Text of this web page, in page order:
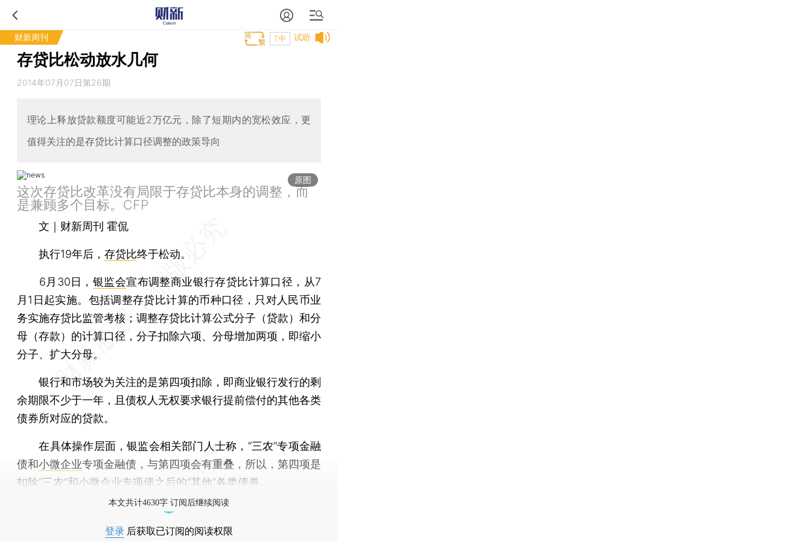
财新周刊 试听
T中
存贷比松动放水几何
2014年07月07日第26期
理论上释放贷款额度可能近2万亿元，除了短期内的宽松效应，更
值得关注的是存贷比计算口径调整的政策导向
原图
这次存贷比改革没有局限于存贷比本身的调整，而
是兼顾多个目标。CFP
文｜财新周刊 霍侃
执行19年后， 存贷比终于松动。
6月30日， 银监会宣布调整商业银行存贷比计算口径，从7
月1日起实施。包括调整存贷比计算的币种口径，只对人民币业
务实施存贷比监管考核；调整存贷比计算公式分子（贷款）和分
母（存款）的计算口径，分子扣除六项、分母增加两项，即缩小
分子、扩大分母。
银行和市场较为关注的是第四项扣除，即商业银行发行的剩
余期限不少于一年，且债权人无权要求银行提前偿付的其他各类
债券所对应的贷款。
在具体操作层面，银监会相关部门人士称，“三农”专项金融
债和小微企业专项金融债，与第四项会有重叠，所以，第四项是
扣除“三农”和小微企业专项债之后的“其他”各类债券。
本文共计4630字 订阅后继续阅读
登录 后获取已订阅的阅读权限